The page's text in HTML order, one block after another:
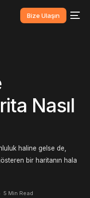
Bize Ulaşın
Nasıl
haline gelse de,
bir haritanın hala
5 Min Read